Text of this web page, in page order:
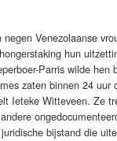
negen Venezolaanse
hun
Parris wilde hen
zaten binnen 24 uur
Ieteke Witteveen. Ze
bijstand die